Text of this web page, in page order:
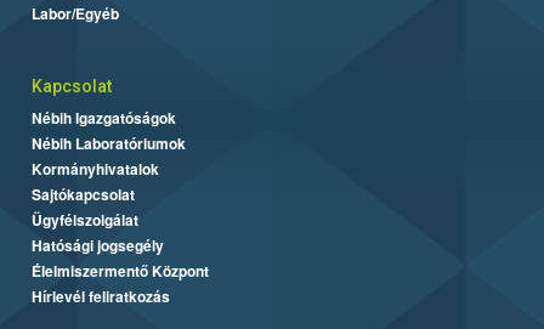
Labor/Egyéb
Kapcsolat
Nébih Igazgatóságok
Nébih Laboratóriumok
Kormányhivatalok
Sajtókapcsolat
Ügyfélszolgálat
Hatósági jogsegély
Élelmiszermentő Központ
Hírlevél feliratkozás